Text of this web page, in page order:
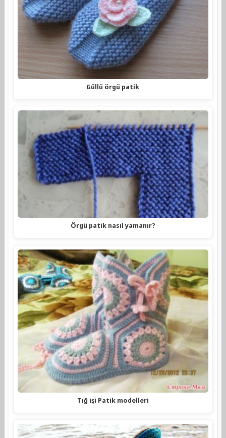
Güllü örgü patik
Örgü patik nasıl yamanır?
Tığ işi Patik modelleri